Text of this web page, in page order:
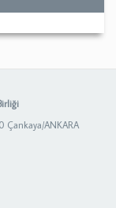
Çankaya/ANKARA